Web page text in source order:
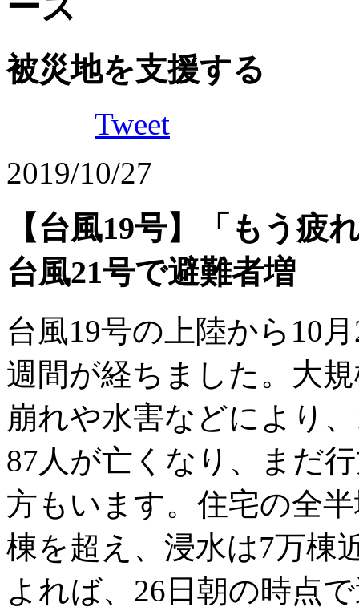
被災地を支援する
Tweet
2019/10/27
【台風19号】「もう疲
台風21号で避難者増
台風19号の上陸から10
週間が経ちました。大
崩れや水害などにより
87人が亡くなり、まだ
方もいます。住宅の全
棟を超え、浸水は7万棟
よれば、26日朝の時点